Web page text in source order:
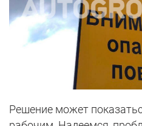
Решение может